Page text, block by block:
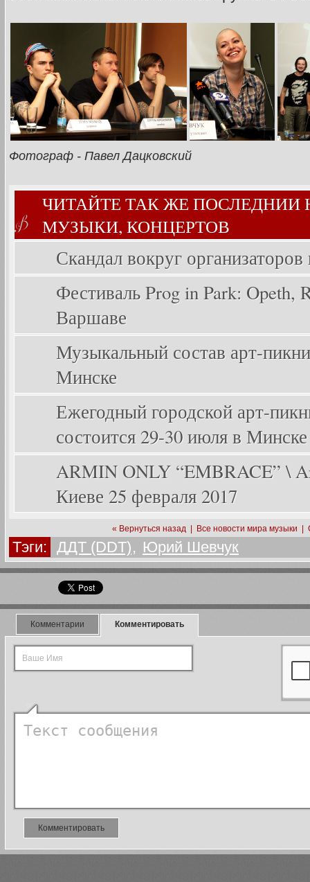
Фотограф - Павел Дацковский
ЧИТАЙТЕ ТАК ЖЕ ПОСЛЕДНИИ
МУЗЫКИ, КОНЦЕРТОВ
Скандал вокруг
Фестиваль Prog in Park: Opeth,
Варшаве
Музыкальный состав арт-
Минске
Ежегодный городской арт-
состоится 29-30 июля в Минске
ARMIN ONLY “EMBRACE” \
Киеве 25 февраля 2017
« Вернуться назад Все новости мира музыки
Тэги: ДДТ (DDT), Юрий Шевчук
Комментарии Комментировать
Комментировать